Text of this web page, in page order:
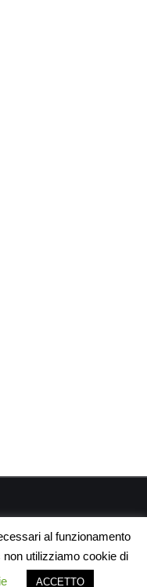
al funzionamento
utilizziamo cookie di
ACCETTO